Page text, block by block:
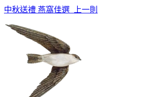
中秋送禮 燕窩佳選 上一則